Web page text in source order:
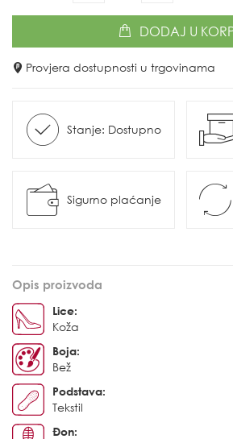
DODAJ U
Provjera dostupnosti u trgovinama
Stanje: Dostupno
Sigurno plaćanje
Opis proizvoda
Lice:
Koža
Boja:
Bež
Podstava:
Tekstil
Đon: